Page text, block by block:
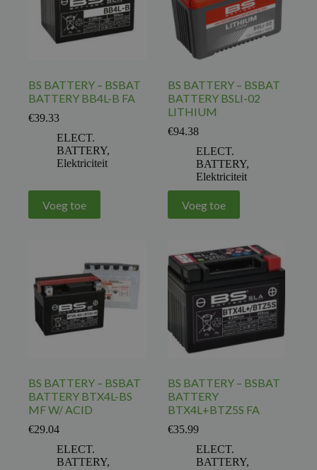
BS BATTERY – BSBAT
BATTERY BB4L-B FA
€39.33
ELECT.
BATTERY,
Elektriciteit
Voeg toe
BS BATTERY – BSBAT
BATTERY BSLI-02
LITHIUM
€94.38
ELECT.
BATTERY,
Elektriciteit
Voeg toe
BS BATTERY – BSBAT
BATTERY BTX4L-BS
MF W/ ACID
€29.04
ELECT.
BATTERY,
BS BATTERY – BSBAT
BATTERY
BTX4L+BTZ5S FA
€35.99
ELECT.
BATTERY,